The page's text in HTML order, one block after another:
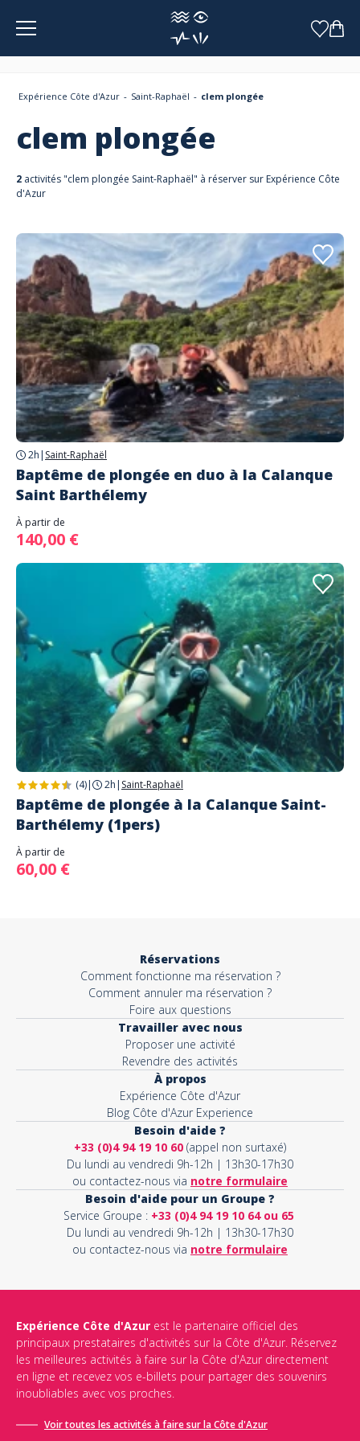
Panneau de gestion des cookies
Expérience Côte d'Azur Saint-Raphaël clem plongée
clem plongée
2 activités "clem plongée Saint-Raphaël" à réserver sur Expérience Côte
d'Azur
2h | Saint-Raphaël
Baptême de plongée en duo à la Calanque
Saint Barthélemy
À partir de
140,00 €
(4)| 2h | Saint-Raphaël
Baptême de plongée à la Calanque Saint-
Barthélemy (1pers)
À partir de
60,00 €
Réservations
Comment fonctionne ma réservation ?
Comment annuler ma réservation ?
Foire aux questions
Travailler avec nous
Proposer une activité
Revendre des activités
À propos
Expérience Côte d'Azur
Blog Côte d'Azur Experience
Besoin d'aide ?
+33 (0)4 94 19 10 60 (appel non surtaxé)
Du lundi au vendredi 9h-12h | 13h30-17h30
ou contactez-nous via notre formulaire
Besoin d'aide pour un Groupe ?
Service Groupe : +33 (0)4 94 19 10 64 ou 65
Du lundi au vendredi 9h-12h | 13h30-17h30
ou contactez-nous via notre formulaire
Expérience Côte d'Azur est le partenaire officiel des
principaux prestataires d'activités sur la Côte d'Azur. Réservez
les meilleures activités à faire sur la Côte d'Azur directement
en ligne et recevez vos e-billets pour partager des souvenirs
inoubliables avec vos proches.
Voir toutes les activités à faire sur la Côte d'Azur